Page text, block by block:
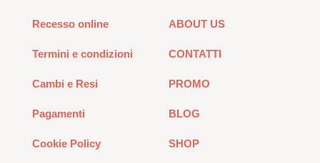
Recesso online
Termini e condizioni
Cambi e Resi
Pagamenti
Cookie Policy
ABOUT US
CONTATTI
PROMO
BLOG
SHOP